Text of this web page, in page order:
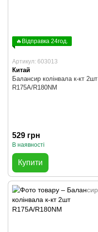
🔥Відправка 24год.
Артикул: 603013
Китай
Балансир колінвала к-кт 2шт
R175A/R180NM
529 грн
В наявності
Купити